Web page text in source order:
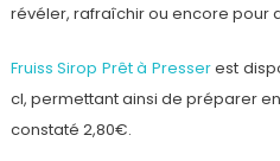
révéler, rafraîchir ou encore pour
Fruiss Sirop Prêt à Presserest
cl, permettant ainsi de préparer
constaté 2,80€.